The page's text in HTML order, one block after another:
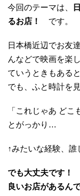
今回のテーマは、
るお店！
です。
日本橋近辺でお友
んなどで映画を楽
ていうときもある
でも、ふと時計を
「これじゃあ ど
とがっかり…
↑みたいな経験、
でも大丈夫です！
良いお店があるん